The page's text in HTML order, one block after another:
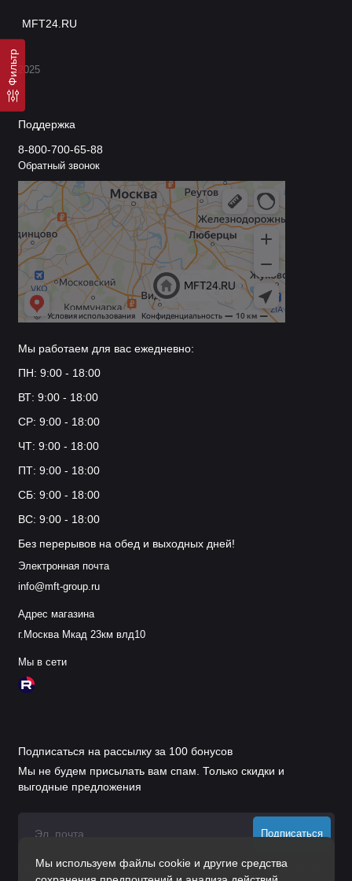
Фильтр
Мы используем файлы cookie и другие средства
MFT24.RU
2025
Поддержка
8-800-700-65-88
Обратный звонок
Мы работаем для вас ежедневно:
ПН: 9:00 - 18:00
ВТ: 9:00 - 18:00
СР: 9:00 - 18:00
ЧТ: 9:00 - 18:00
ПТ: 9:00 - 18:00
СБ: 9:00 - 18:00
ВС: 9:00 - 18:00
Без перерывов на обед и выходных дней!
Электронная почта
info@mft-group.ru
Адрес магазина
г.Москва Мкад 23км влд10
Мы в сети
Подписаться на рассылку за 100 бонусов
Мы не будем присылать вам спам. Только скидки и
выгодные предложения
Подписаться
Нажимая на кнопку «Подписаться», Вы даетесогласие на